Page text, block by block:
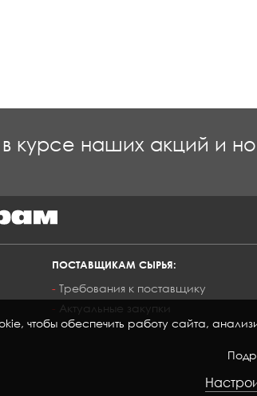
в курсе наших акций и
ПОСТАВЩИКАМ СЫРЬЯ:
Требования к поставщику
Актуальные закупки
чтобы обеспечить работу сайта,